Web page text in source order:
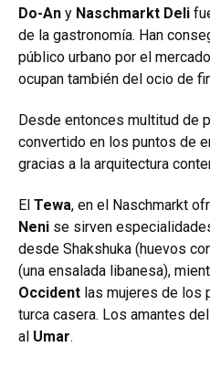
Do-An y Naschmarkt Deli
de la gastronomía. Han
público urbano por el
ocupan también del ocio de
Desde entonces multitud de
convertido en los puntos de
gracias a la arquitectura
El Tewa, en el Naschmarkt
Neni se sirven
desde Shakshuka (huevos
(una ensalada libanesa),
Occident las mujeres de los
turca casera. Los amantes
al Umar.